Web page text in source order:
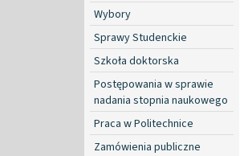
Wybory
Sprawy Studenckie
Szkoła doktorska
Postępowania w sprawie
nadania stopnia naukowego
Praca w Politechnice
Zamówienia publiczne